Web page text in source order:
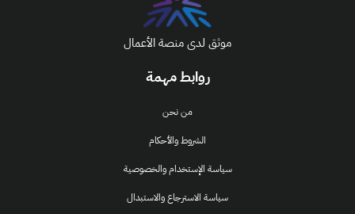
روابط مهمة
من نحن
الشروط والأحكام
سياسة الإستخدام والخصوصية
سياسة الاسترجاع والاستبدال
موثق لدى منصة الأعمال